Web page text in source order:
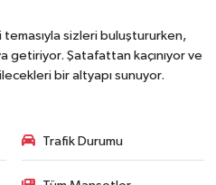
sizleri buluştururken,
getiriyor. Şatafattan kaçınıyor ve
bir altyapı sunuyor.
Trafik Durumu